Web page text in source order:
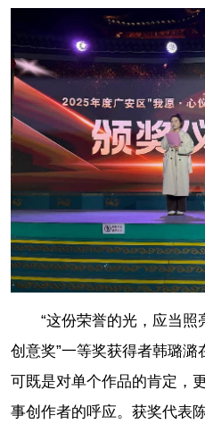
“这份荣誉的光，应当照
创意奖”一等奖获得者韩璐
可既是对单个作品的肯定，
事创作者的呼应。获奖代表